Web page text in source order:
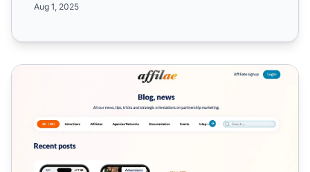
Aug 1, 2025
Affilae Partnerprogram